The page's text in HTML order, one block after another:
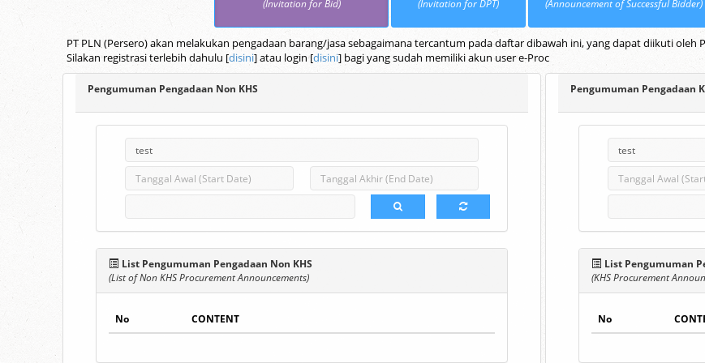
(Invitation for Bid) (Invitation for DPT) (Announcement of Successful Bidder)
PT PLN (Persero) akan melakukan pengadaan barang/jasa sebagaimana tercantum pada daftar dibawah ini, yang dapat diikuti
Silakan registrasi terlebih dahulu [disini] atau login [disini] bagi yang sudah memiliki akun user e-Proc
Pengumuman Pengadaan Non KHS
List Pengumuman Pengadaan Non KHS
(List of Non KHS Procurement Announcements)
No CONTENT
Pengumuman Pengadaan
List Pengumuman
(KHS Procurement
No